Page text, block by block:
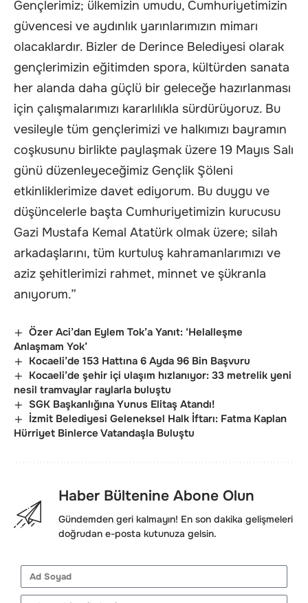
Gençlerimiz; ülkemizin umudu, Cumhuriyetimizin
güvencesi ve aydınlık yarınlarımızın mimarı
olacaklardır. Bizler de Derince Belediyesi olarak
gençlerimizin eğitimden spora, kültürden sanata
her alanda daha güçlü bir geleceğe hazırlanması
için çalışmalarımızı kararlılıkla sürdürüyoruz. Bu
vesileyle tüm gençlerimizi ve halkımızı bayramın
coşkusunu birlikte paylaşmak üzere 19 Mayıs Salı
günü düzenleyeceğimiz Gençlik Şöleni
etkinliklerimize davet ediyorum. Bu duygu ve
düşüncelerle başta Cumhuriyetimizin kurucusu
Gazi Mustafa Kemal Atatürk olmak üzere; silah
arkadaşlarını, tüm kurtuluş kahramanlarımızı ve
aziz şehitlerimizi rahmet, minnet ve şükranla
anıyorum.”
Özer Aci’dan Eylem Tok’a Yanıt: ‘Helalleşme
Anlaşmam Yok’
Kocaeli’de 153 Hattına 6 Ayda 96 Bin Başvuru
Kocaeli’de şehir içi ulaşım hızlanıyor: 33 metrelik yeni
nesil tramvaylar raylarla buluştu
SGK Başkanlığına Yunus Elitaş Atandı!
İzmit Belediyesi Geleneksel Halk İftarı: Fatma Kaplan
Hürriyet Binlerce Vatandaşla Buluştu
Haber Bültenine Abone Olun
Gündemden geri kalmayın! En son dakika gelişmeleri
doğrudan e-posta kutunuza gelsin.